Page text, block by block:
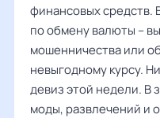
финансовых средств.
по обмену валюты –
мошенничества или
невыгодному курсу.
девиз этой недели. В
моды, развлечений и